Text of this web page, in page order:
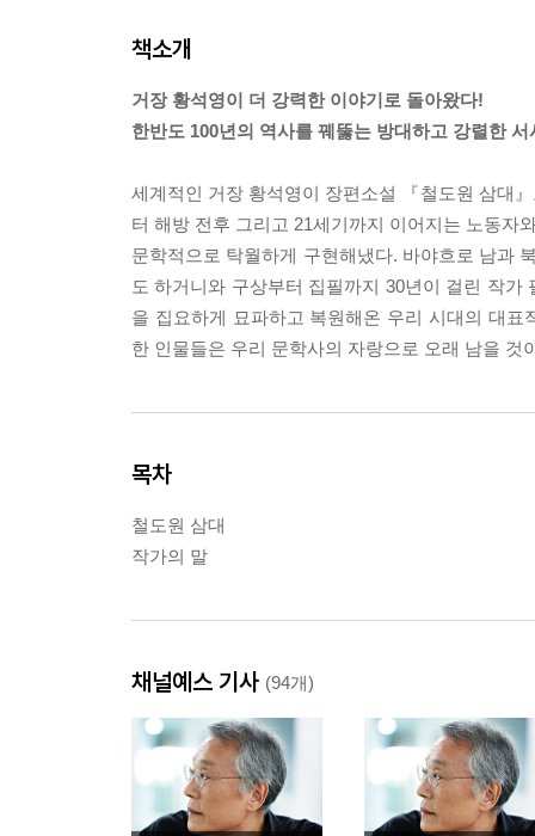
책소개
거장 황석영이 더 강력한 이야기로 돌아왔다!
한반도 100년의 역사를 꿰뚫는 방대하고 강렬한 서
세계적인 거장 황석영이 장편소설 『철도원 삼대
터 해방 전후 그리고 21세기까지 이어지는 노동자
문학적으로 탁월하게 구현해냈다. 바야흐로 남과
도 하거니와 구상부터 집필까지 30년이 걸린 작
을 집요하게 묘파하고 복원해온 우리 시대의 대
한 인물들은 우리 문학사의 자랑으로 오래 남을 것
목차
철도원 삼대
작가의 말
채널예스 기사 (94개)